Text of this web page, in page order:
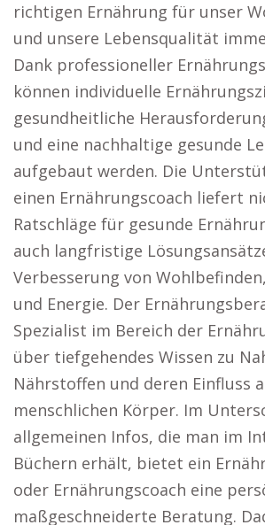
richtigen Ernährung für unser
und unsere Lebensqualität
Dank professioneller
können individuelle
gesundheitliche
und eine nachhaltige gesunde
aufgebaut werden. Die
einen Ernährungscoach liefert
Ratschläge für gesunde
auch langfristige
Verbesserung von
und Energie. Der
Spezialist im Bereich der
über tiefgehendes Wissen zu
Nährstoffen und deren Einfluss
menschlichen Körper. Im
allgemeinen Infos, die man im
Büchern erhält, bietet ein
oder Ernährungscoach eine
maßgeschneiderte Beratung.